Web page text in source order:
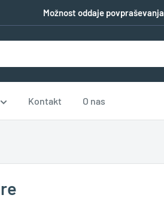
Možnost oddaje povpraševanja
Kontakt O nas